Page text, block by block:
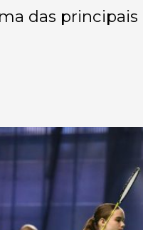
das